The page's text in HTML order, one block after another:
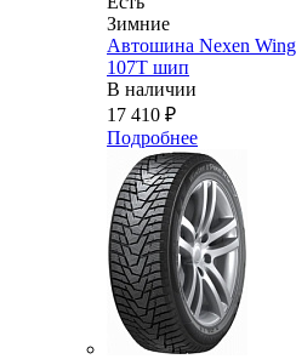
Зимние
Автошина Nexen
107T шип
В наличии
17 410 ₽
Подробнее